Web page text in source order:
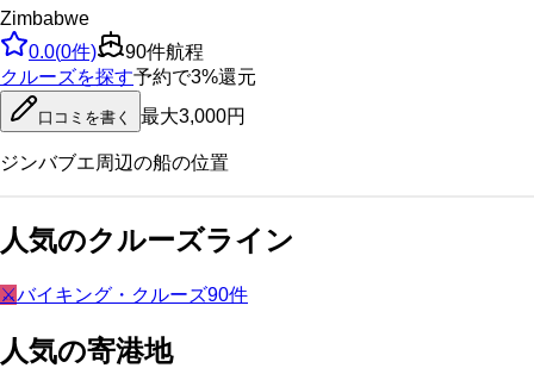
Zimbabwe
0.0(0件) 90件航程
クルーズを探す予約で3%還元
口コミを書く 最大3,000円
ジンバブエ周辺の船の位置
人気のクルーズライン
⚔️バイキング・クルーズ90件
人気の寄港地